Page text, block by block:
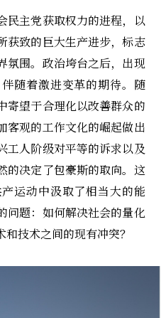
民主党获取权力的进程，以
获致的巨大生产进步，标志
氛围。政治垮台之后，出现
随着激进变革的期待。随
寄望于合理化以改善群众的
客观的工作文化的崛起做出
工人阶级对平等的诉求以及
的决定了包豪斯的取向。这
运动中汲取了相当大的能
问题：如何解决社会的量化
技术之间的现有冲突？